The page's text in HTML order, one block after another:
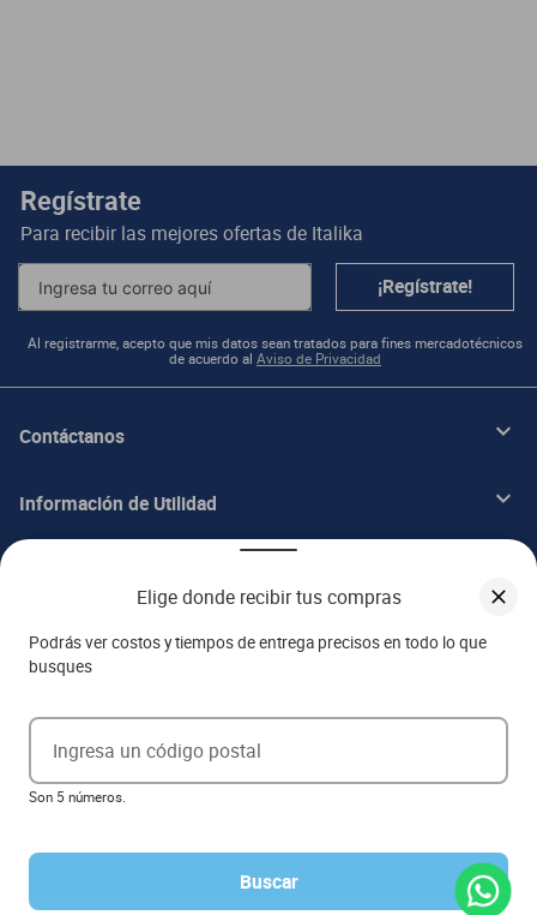
Elige donde recibir tus compras
Podrás ver costos y tiempos de entrega precisos en todo lo que
busques
Ingresa un código postal
Son 5 números.
Buscar
Regístrate
Para recibir las mejores ofertas de Italika
¡Regístrate!
Al registrarme, acepto que mis datos sean tratados para fines mercadotécnicos
de acuerdo al Aviso de Privacidad
Contáctanos
Información de Utilidad
Acerca de ITALIKA
Aviso de privacidad
Ejerce tus derechos ARCO
Términos y condiciones
Las promociones dewww.italika.mxpueden diferir de las promociones publicadas en tienda. El
formato de los precios puede verse afectado por las configuraciones y diferencia de navegadores
Derechos reservados 2023 Grupo Italika